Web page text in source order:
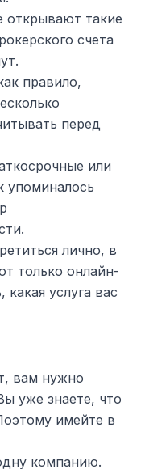
открывают такие
счета
правило,
перед
или
упоминалось
лично, в
только онлайн-
услуга вас
вам нужно
уже знаете, что
имейте в
компанию.